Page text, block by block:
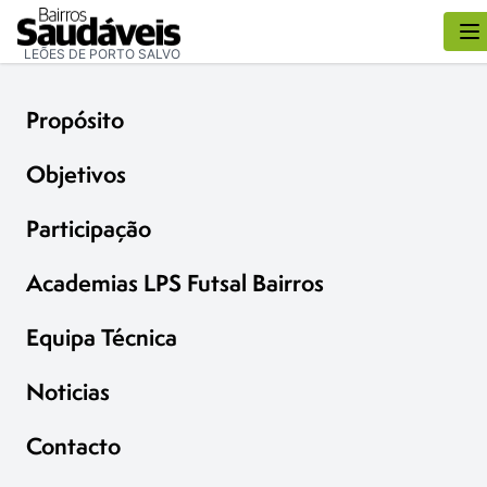
LEÕES DE PORTO SALVO
Propósito
Objetivos
Participação
Academias LPS Futsal Bairros
Equipa Técnica
Noticias
Contacto